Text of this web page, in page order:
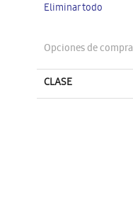
artículo
Eliminar todo
Opciones de compra
CLASE